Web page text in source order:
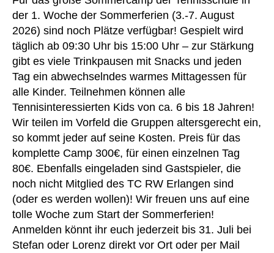
der 1. Woche der Sommerferien (3.-7. August
2026) sind noch Plätze verfügbar! Gespielt wird
täglich ab 09:30 Uhr bis 15:00 Uhr – zur Stärkung
gibt es viele Trinkpausen mit Snacks und jeden
Tag ein abwechselndes warmes Mittagessen für
alle Kinder. Teilnehmen können alle
Tennisinteressierten Kids von ca. 6 bis 18 Jahren!
Wir teilen im Vorfeld die Gruppen altersgerecht ein,
so kommt jeder auf seine Kosten. Preis für das
komplette Camp 300€, für einen einzelnen Tag
80€. Ebenfalls eingeladen sind Gastspieler, die
noch nicht Mitglied des TC RW Erlangen sind
(oder es werden wollen)! Wir freuen uns auf eine
tolle Woche zum Start der Sommerferien!
Anmelden könnt ihr euch jederzeit bis 31. Juli bei
Stefan oder Lorenz direkt vor Ort oder per Mail